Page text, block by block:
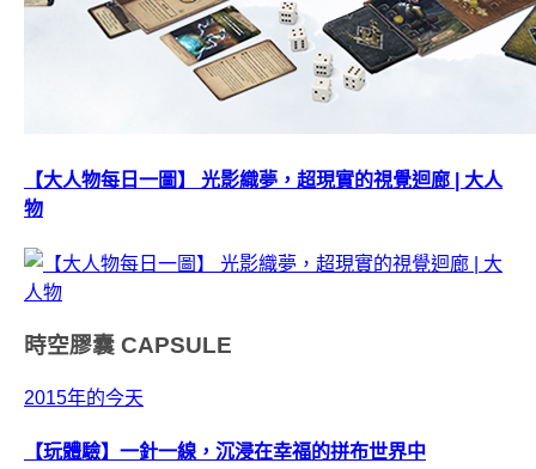
【大人物每日一圖】 光影織夢，超現實的視覺迴廊 | 大人
物
時空膠囊 CAPSULE
2015年的今天
【玩體驗】一針一線，沉浸在幸福的拼布世界中